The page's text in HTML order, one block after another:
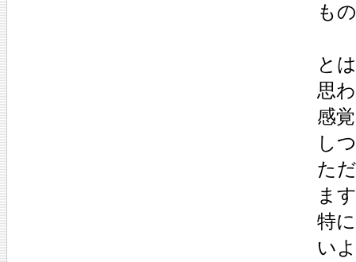
も
と
思
感
し
た
ま
特
い